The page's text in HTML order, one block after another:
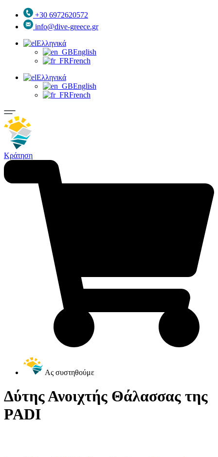
+30 6972620572
info@dive-greece.gr
Ελληνικά
English
French
Ελληνικά
English
French
Κράτηση
Ας συστηθούμε
Δύτης Ανοιχτής Θάλασσας της
PADI